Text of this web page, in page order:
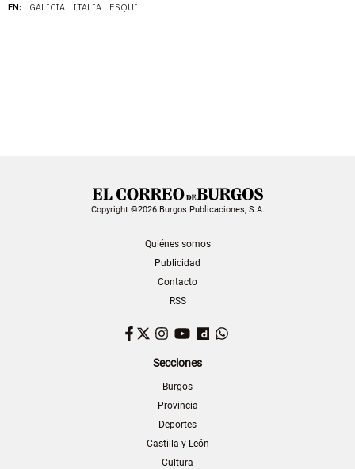
EN: GALICIA ITALIA ESQUÍ
Copyright ©2026 Burgos Publicaciones, S.A.
Quiénes somos
Publicidad
Contacto
RSS
Facebook
TwitterInstagram
YouTubeDailymotion
Secciones
Burgos
Provincia
Deportes
Castilla y León
Cultura